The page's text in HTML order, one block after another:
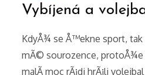
Vybíjená a
KdyÅ¾ se Å™ekne sport, tak
mÃ© sourozence, protoÅ¾e
malÃ­ moc rÃ¡di hrÃ¡li